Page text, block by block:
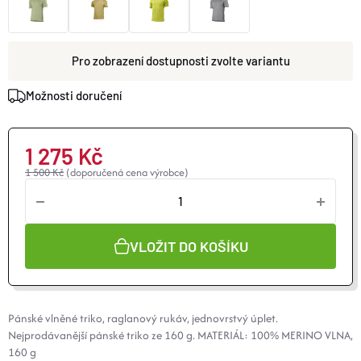
zvolte variantu
Možnosti doručení
1 500 Kč (doporučená cena výrobce)
1 275 Kč
VLOŽIT DO KOŠÍKU
Pánské vlněné triko, raglanový rukáv, jednovrstvý úplet.
Nejprodávanější pánské triko ze 160 g. MATERIÁL: 100% MERINOVLNA,
160 g